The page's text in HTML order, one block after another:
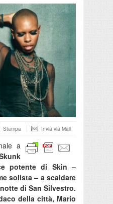
Stampa Invia via Mail
a
potente di Skin –
solista – a scaldare
di San Silvestro.
della città, Mario